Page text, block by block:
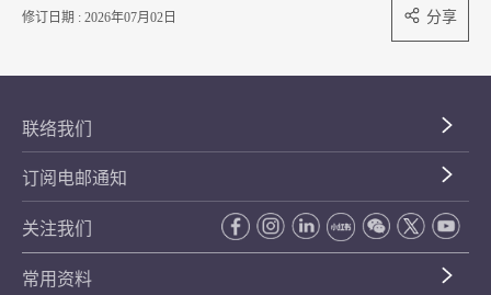
修订日期 : 2026年07月02日 分享
联络我们
订阅电邮通知
关注我们
常用资料